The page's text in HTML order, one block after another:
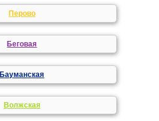
Перово
Беговая
Бауманская
Волжская